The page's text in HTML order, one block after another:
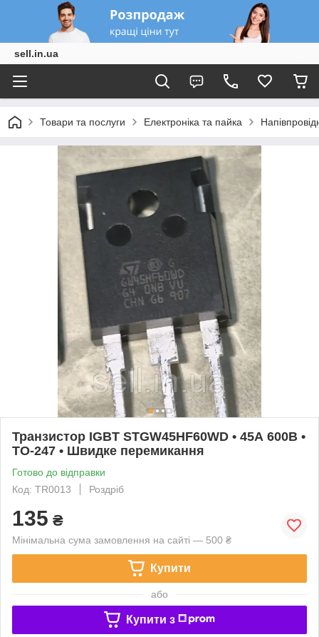
sell.in.ua
Товари та послуги Електроніка та пайка
Транзистор IGBT STGW45HF60WD • 45А 600В •
TO-247 • Швидке перемикання
Готово до відправки
Код: TR0013
Роздріб
135 ₴
Мінімальна сума замовлення на сайті — 500 ₴
Купити
або
Купити з